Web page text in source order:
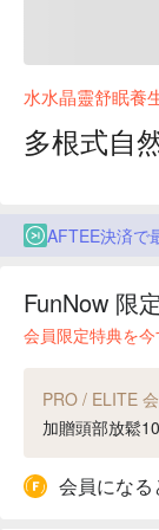
水水晶靈舒眠養
多根式自
AFTEE決済で
FunNow 限定
会員限定特典を
PRO / ELITE
加贈頭部放鬆
会員になる